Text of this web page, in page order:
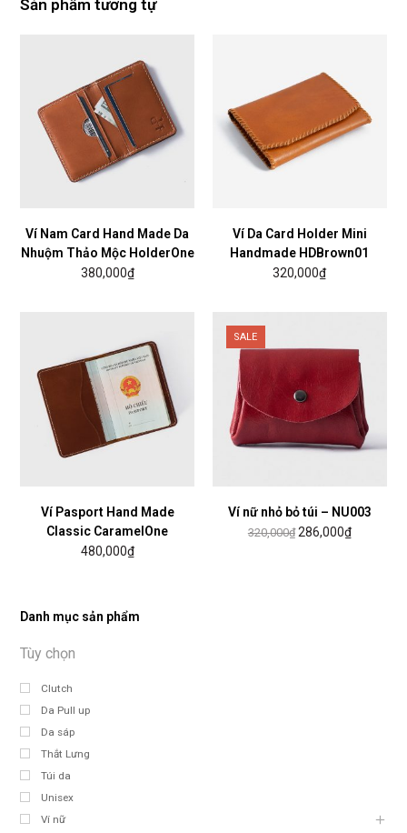
Sản phẩm tương tự
Ví Nam Card Hand Made Da
Nhuộm Thảo Mộc HolderOne
380,000₫
Ví Da Card Holder Mini
Handmade HDBrown01
320,000₫
Ví Pasport Hand Made
Classic CaramelOne
480,000₫
SALE
Ví nữ nhỏ bỏ túi – NU003
320,000₫ 286,000₫
Danh mục sản phẩm
Clutch
Da Pull up
Da sáp
Thắt Lưng
Túi da
Unisex
Ví nữ